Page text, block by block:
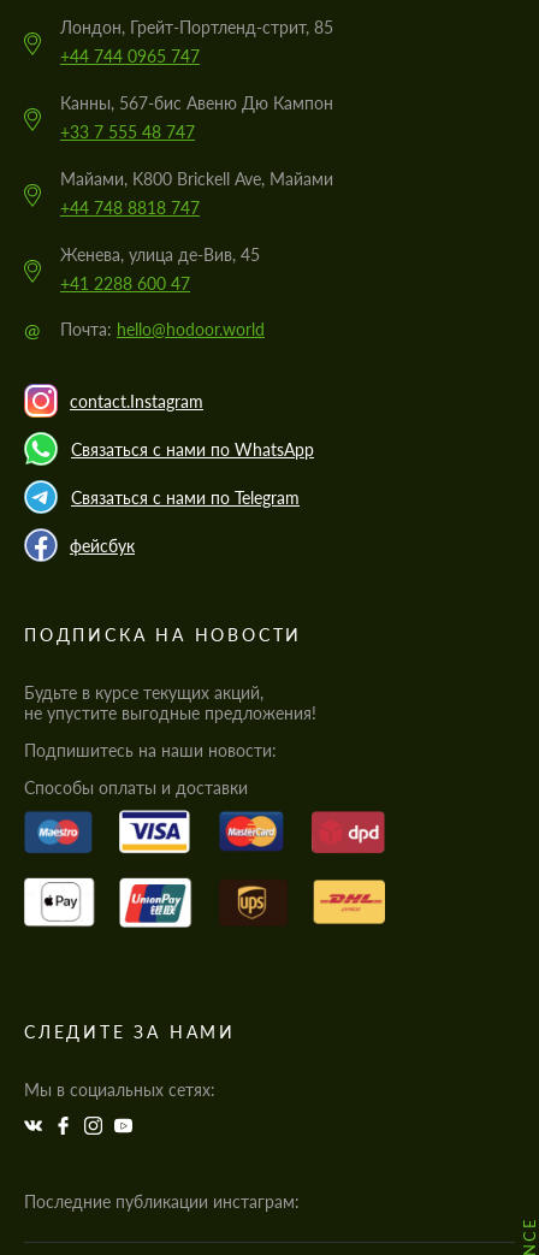
Лондон, Грейт-Портленд-стрит, 85
+44 744 0965 747
Канны, 567-бис Авеню Дю Кампон
+33 7 555 48 747
Майами, K800 Brickell Ave, Майами
+44 748 8818 747
Женева, улица де-Вив, 45
+41 2288 600 47
@ Почта: hello@hodoor.world
contact.Instagram
Связаться с нами по WhatsApp
Связаться с нами по Telegram
фейсбук
ПОДПИСКА НА НОВОСТИ
Будьте в курсе текущих акций,
не упустите выгодные предложения!
Подпишитесь на наши новости:
Cпособы оплаты и доставки
СЛЕДИТЕ ЗА НАМИ
Мы в социальных сетях:
Последние публикации инстаграм: